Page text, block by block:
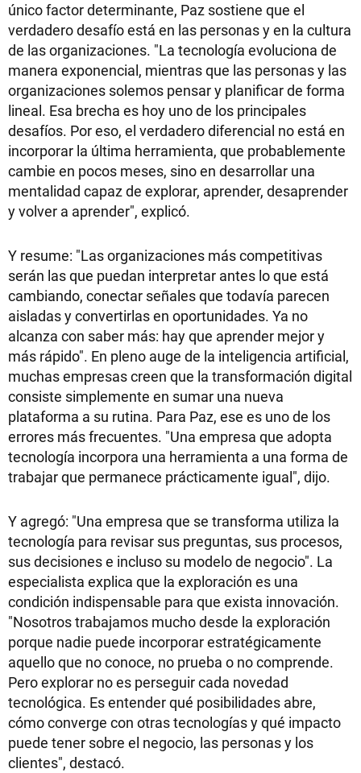
único factor determinante, Paz sostiene que el
verdadero desafío está en las personas y en la cultura
de las organizaciones. "La tecnología evoluciona de
manera exponencial, mientras que las personas y las
organizaciones solemos pensar y planificar de forma
lineal. Esa brecha es hoy uno de los principales
desafíos. Por eso, el verdadero diferencial no está en
incorporar la última herramienta, que probablemente
cambie en pocos meses, sino en desarrollar una
mentalidad capaz de explorar, aprender, desaprender
y volver a aprender", explicó.
Y resume: "Las organizaciones más competitivas
serán las que puedan interpretar antes lo que está
cambiando, conectar señales que todavía parecen
aisladas y convertirlas en oportunidades. Ya no
alcanza con saber más: hay que aprender mejor y
más rápido". En pleno auge de la inteligencia artificial,
muchas empresas creen que la transformación digital
consiste simplemente en sumar una nueva
plataforma a su rutina. Para Paz, ese es uno de los
errores más frecuentes. "Una empresa que adopta
tecnología incorpora una herramienta a una forma de
trabajar que permanece prácticamente igual", dijo.
Y agregó: "Una empresa que se transforma utiliza la
tecnología para revisar sus preguntas, sus procesos,
sus decisiones e incluso su modelo de negocio". La
especialista explica que la exploración es una
condición indispensable para que exista innovación.
"Nosotros trabajamos mucho desde la exploración
porque nadie puede incorporar estratégicamente
aquello que no conoce, no prueba o no comprende.
Pero explorar no es perseguir cada novedad
tecnológica. Es entender qué posibilidades abre,
cómo converge con otras tecnologías y qué impacto
puede tener sobre el negocio, las personas y los
clientes", destacó.